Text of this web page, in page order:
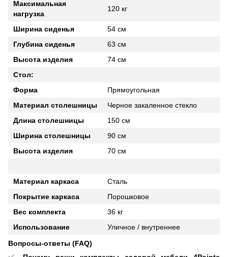
Максимальная
нагрузка
120 кг
Ширина сиденья
54 см
Глубина сиденья
63 см
Высота изделия
74 см
Стол:
Форма
Прямоугольная
Материал столешницы
Черное закаленное стекло
Длина столешницы
150 см
Ширина столешницы
90 см
Высота изделия
70 см
Материал каркаса
Сталь
Покрытие каркаса
Порошковое
Вес комплекта
36 кг
Использование
Уличное / внутреннее
Вопросы-ответы (FAQ)